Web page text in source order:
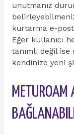
unutmanız
kurtarma e-
Eğer kullanıcı
tanımlı değil
kendinize yeni
METUROAM